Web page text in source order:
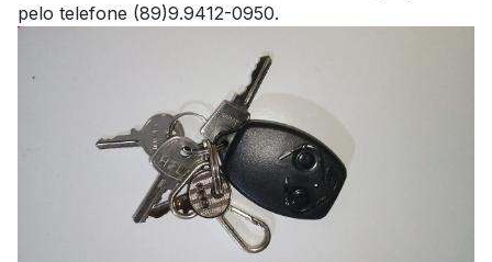
pelo telefone (89)9.9412-0950.